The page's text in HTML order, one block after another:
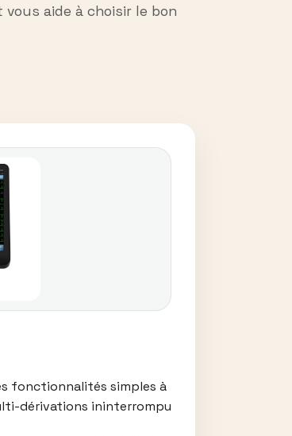
aide à choisir le bon
fonctionnalités simples à
dérivations ininterrompu